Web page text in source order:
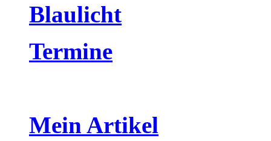
Blaulicht
Termine
Mein Artikel